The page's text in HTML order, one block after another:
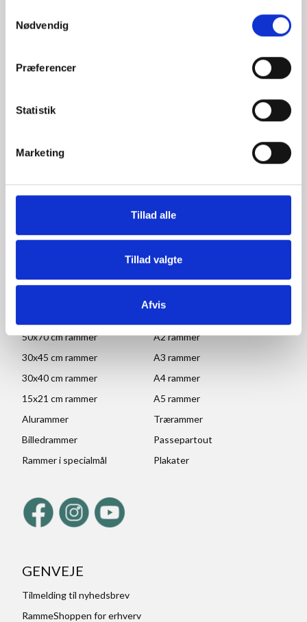
Nødvendig
Præferencer
Statistik
Marketing
Tillad alle
Tillad valgte
Afvis
Ove Jensens Allé 31
Tlf: +45 77 34 11 00
CVR: DK 27 63 11 42
Åbningstider for kontor
Mandag - Torsdag: 09.00-16.00
50x70 cm rammer
A2 rammer
30x45 cm rammer
A3 rammer
30x40 cm rammer
A4 rammer
15x21 cm rammer
A5 rammer
Alurammer
Trærammer
Billedrammer
Passepartout
Rammer i specialmål
Plakater
GENVEJE
Tilmelding til nyhedsbrev
RammeShoppen for erhverv